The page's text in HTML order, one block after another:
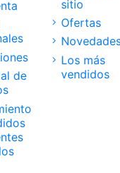
de
sitio
Ofertas
Los más
vendidos